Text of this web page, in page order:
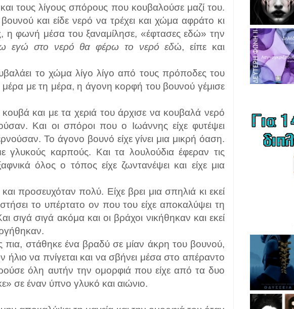
τους λίγους σπόρους που κουβαλούσε μαζί του.
και είδε νερό να τρέχει και χώμα αφράτο κι
η φωνή μέσα του ξαναμίλησε, «έφτασες εδώ» την
εγώ στο νερό θα φέρω το νερό εδώ, είπε και
το χώμα λίγο λίγο από τους πρόποδες του
με τη μέρα, η άγονη κορφή του βουνού γέμισε
και με τα χεριά του άρχισε να κουβαλά νερό
Και οι σπόροι που ο Ιωάννης είχε φυτέψει
Το άγονο βουνό είχε γίνει μια μικρή όαση.
καρπούς. Και τα λουλούδια έφεραν τις
όλος ο τόπος είχε ζωντανέψει και είχε μια
προσευχόταν πολύ. Είχε βρει μια σπηλιά κι εκεί
το υπέρτατο ον που του είχε αποκαλύψει τη
σιγά σιγά ακόμα και οι βράχοι νικήθηκαν και εκεί
πια, στάθηκε ένα βραδύ σε μίαν άκρη του βουνού,
να πνίγεται και να σβήνει μέσα στο απέραντο
όλη αυτήν την ομορφιά που είχε από τα δυο
σε έναν ύπνο γλυκό και αιώνιο.